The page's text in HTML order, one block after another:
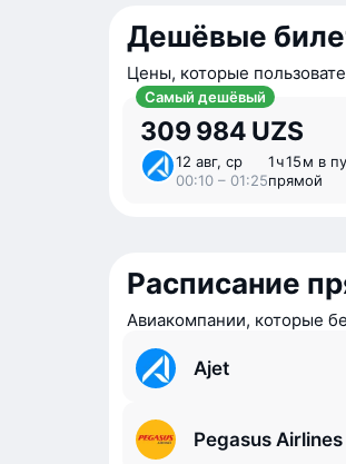
Дешёвые
Цены, которые
Самый дешёвый
309 984 UZS
12 авг, ср
00:10 – 01:25
1 ⁠ч 15 ⁠м в
прямой
Расписание
Авиакомпании, которые
Ajet
Pegasus Airlines